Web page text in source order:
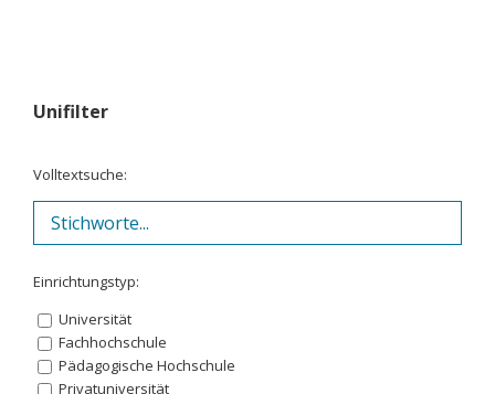
Unifilter
Volltextsuche:
Einrichtungstyp:
Universität
Fachhochschule
Pädagogische Hochschule
Privatuniversität